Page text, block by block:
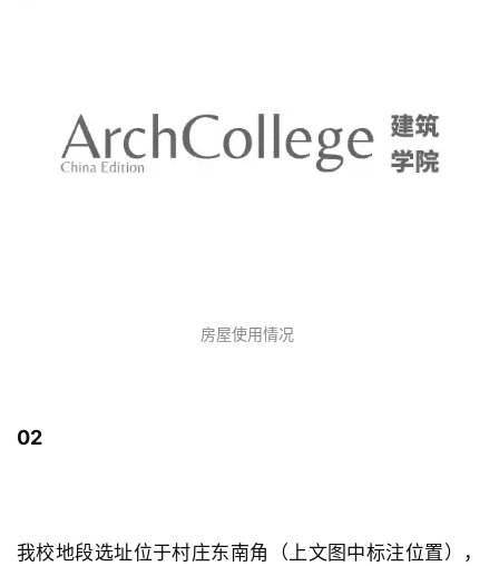
房屋使用情况
02
我校地段选址位于村庄东南角（上文图中标注位置），